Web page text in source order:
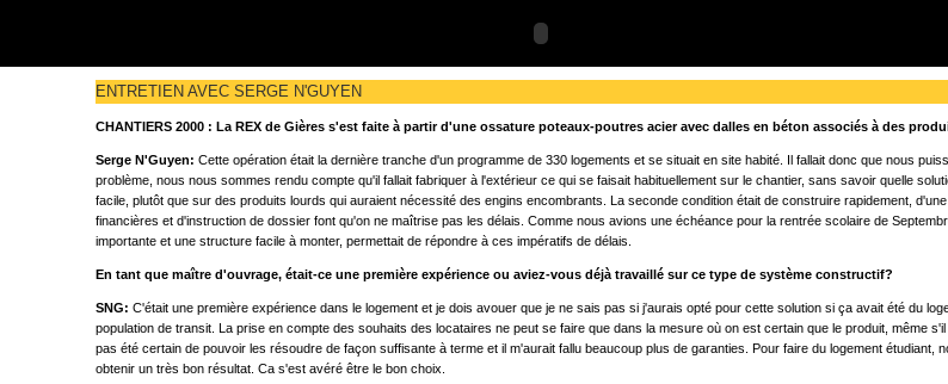
ENTRETIEN AVEC SERGE N'GUYEN
CHANTIERS 2000 : La REX de Gières s'est faite à partir d'une ossature poteaux-poutres acier avec dalles en béton associés à des
Serge N'Guyen: Cette opération était la dernière tranche d'un programme de 330 logements et se situait en site habité. Il fallait donc que nous
problème, nous nous sommes rendu compte qu'il fallait fabriquer à l'extérieur ce qui se faisait habituellement sur le chantier, sans savoir quelle
facile, plutôt que sur des produits lourds qui auraient nécessité des engins encombrants. La seconde condition était de construire rapidement,
financières et d'instruction de dossier font qu'on ne maîtrise pas les délais. Comme nous avions une échéance pour la rentrée scolaire de
importante et une structure facile à monter, permettait de répondre à ces impératifs de délais.
En tant que maître d'ouvrage, était-ce une première expérience ou aviez-vous déjà travaillé sur ce type de système constructif?
SNG: C'était une première expérience dans le logement et je dois avouer que je ne sais pas si j'aurais opté pour cette solution si ça avait été du
population de transit. La prise en compte des souhaits des locataires ne peut se faire que dans la mesure où on est certain que le produit, même
pas été certain de pouvoir les résoudre de façon suffisante à terme et il m'aurait fallu beaucoup plus de garanties. Pour faire du logement
obtenir un très bon résultat. Ca s'est avéré être le bon choix.